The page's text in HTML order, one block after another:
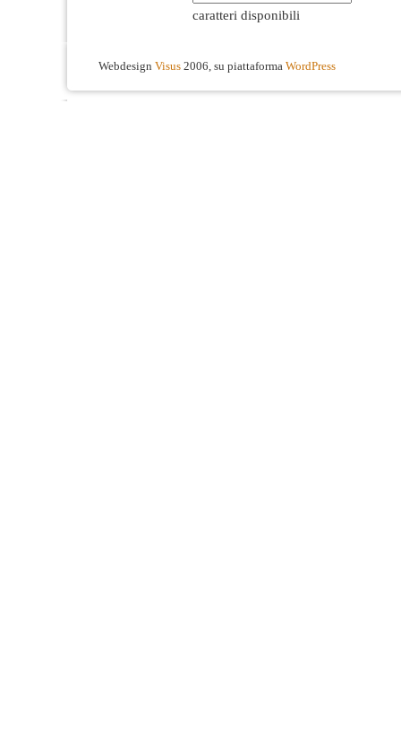
caratteri disponibili
Webdesign Visus 2006, su piattaforma WordPress